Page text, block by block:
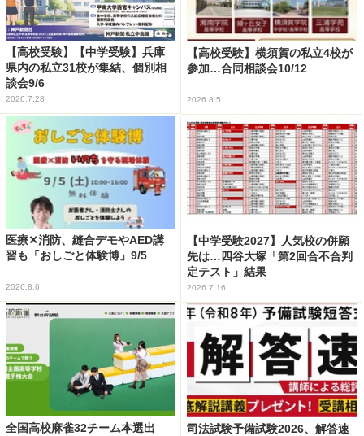
【高校受験】【中学受験】兵庫
県内の私立31校が集結、個別相
談会9/6
2026.7.28
【高校受験】横須賀の私立4校が
参加…合同相談会10/12
2026.8.5
医療✕消防、縫合デモやAED講
習も「おしごと体験博」9/5
2026.8.6
【中学受験2027】人気校の併願
先は…四谷大塚「第2回合不合判
定テスト」結果
2026.7.16
全国高校麻雀32チーム本選出
司法試験予備試験2026、解答速